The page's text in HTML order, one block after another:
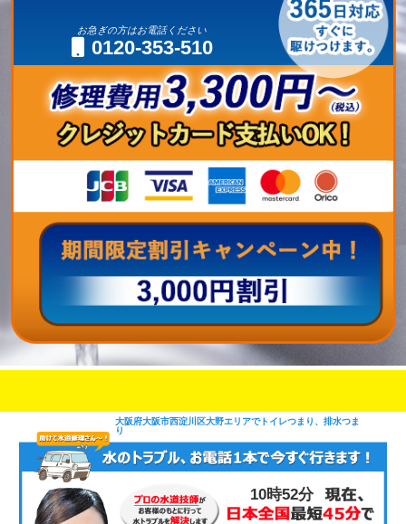
お急ぎの方はお電話ください
0120-353-510
大阪府大阪市西淀川区大野エリアでトイレつまり、排水つま
り
10時52分